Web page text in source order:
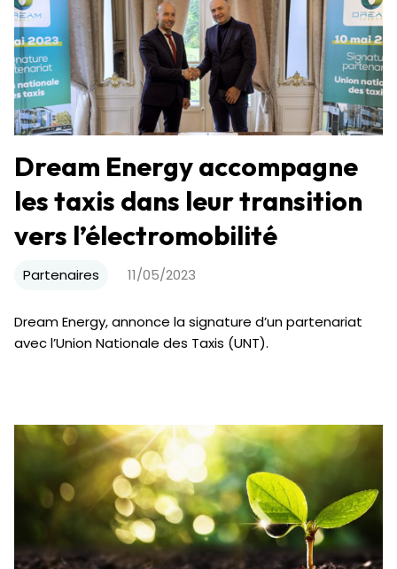
Dream Energy accompagne
les taxis dans leur transition
vers l’électromobilité
Partenaires 11/05/2023
Dream Energy, annonce la signature d’un partenariat
avec l’Union Nationale des Taxis (UNT).